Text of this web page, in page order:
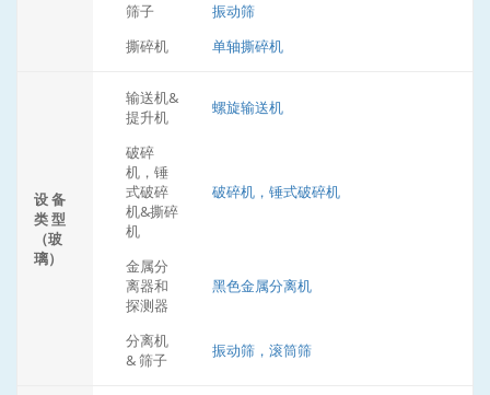
筛子
振动筛
撕碎机
单轴撕碎机
设 备
类 型
（玻
璃）
输送机&
提升机
螺旋输送机
破碎
机，锤
式破碎
机&撕碎
机
破碎机，锤式破碎机
金属分
离器和
探测器
黑色金属分离机
分离机
& 筛子
振动筛，滚筒筛